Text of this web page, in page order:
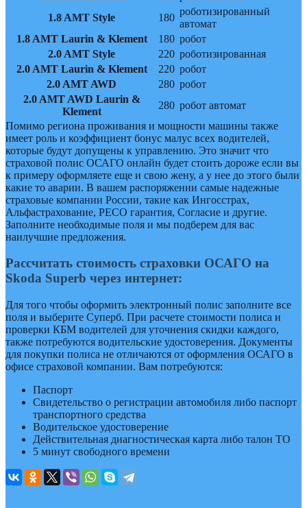
1.8 AMT Style
180
роботизированный
автомат
1.8 AMT Laurin & Klement
180 робот
2.0 AMT Style
220 роботизированная
2.0 AMT Laurin & Klement
220 робот
2.0 AMT AWD
280 робот
2.0 AMT AWD Laurin &
Klement
280 робот автомат
Помимо региона проживания и мощности машины также
имеет роль и коэффициент бонус малус всех водителей,
которые будут допущены к управлению. Это значит что
страховой полис ОСАГО онлайн будет стоить дороже если вы
к примеру оформляете еще и свою жену, а у нее до этого были
какие то аварии. В вашем распоряжении самые надежные
страховые компании России, такие как Ингосстрах,
Альфастрахование, РЕСО гарантия, Согласие и другие.
Заполните необходимые поля и мы подберем для вас
наилучшие предложения.
Рассчитать стоимость страховки ОСАГО на
Skoda Superb через интернет:
Для того чтобы оформить электронный полис заполните все
поля и выберите Суперб. При расчете стоимости полиса и
проверки КБМ водителей для уточнения скидки каждого,
также потребуются водительские удостоверения. Документы
для покупки полиса не отличаются от оформления ОСАГО в
офисе страховой компании. Вам потребуются:
Паспорт
Свидетельство о регистрации автомобиля либо паспорт
транспортного средства
Водительское удостоверение
Действительная диагностическая карта либо талон ТО
5 минут свободного времени